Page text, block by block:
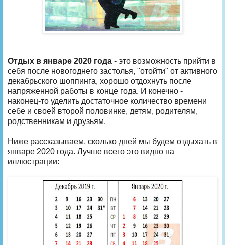
Отдых в январе 2020 года - это возможность прийти в
себя после новогоднего застолья, "отойти" от активного
декабрьского шоппинга, хорошо отдохнуть после
напряженной работы в конце года. И конечно -
наконец-то уделить достаточное количество времени
себе и своей второй половинке, детям, родителям,
родственникам и друзьям.
Ниже рассказываем, сколько дней мы будем отдыхать в
январе 2020 года. Лучше всего это видно на
иллюстрации: